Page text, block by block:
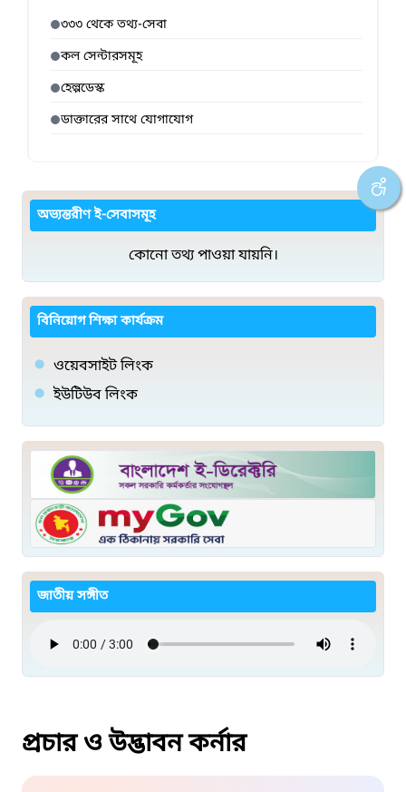
৩৩৩ থেকে তথ্য-সেবা
কল সেন্টারসমূহ
হেল্পডেস্ক
ডাক্তারের সাথে যোগাযোগ
অভ্যন্তরীণ ই-সেবাসমূহ
কোনো তথ্য পাওয়া যায়নি।
বিনিয়োগ শিক্ষা কার্যক্রম
ওয়েবসাইট লিংক
ইউটিউব লিংক
জাতীয় সঙ্গীত
প্রচার ও উদ্ভাবন কর্নার